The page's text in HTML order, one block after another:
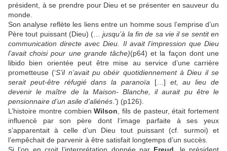
président, à se prendre pour Dieu et se présenter en sauveur du
monde.
Son analyse reflète les liens entre un homme sous l’emprise d’un
Père tout puissant (Dieu) (…
jusqu’à la fin de sa vie il se sentit en
communication directe avec Dieu. Il avait l’impression que Dieu
l’avait choisi pour une grande tâche)(p64) et la façon dont une
libido bien orientée peut être mise au service d’une carrière
prometteuse (‘S’il n’avait pu obéir quotidiennement à Dieu il se
serait peut-être réfugié dans la paranoïa […] et, au lieu de
devenir le maître de la Maison- Blanche, il aurait pu être le
pensionnaire d’un asile d’aliénés .’) (p126).
L’histoire montre combienWilson , fils de pasteur, était fortement
influencé par son père dont l’image parfaite à ses yeux
s’apparentait à celle d’un Dieu tout puissant (cf. surmoi) et
l’empêchait de parvenir à être satisfait longtemps d’un succès.